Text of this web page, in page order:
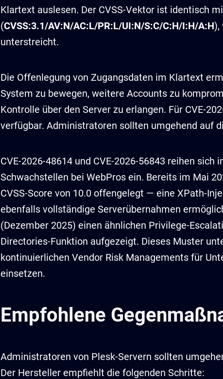
Klartext auslesen. Der CVSS-Vektor ist identisch
(CVSS:3.1/AV:N/AC:L/PR:L/UI:N/S:C/C:H/I:H/A:H),
unterstreicht.
Die Offenlegung von Zugangsdaten im Klartext
System zu bewegen, weitere Accounts zu
Kontrolle über den Server zu erlangen. Für CVE-
verfügbar. Administratoren sollten umgehend auf
CVE-2026-48614 und CVE-2026-56843 reihen
Schwachstellen bei WebPros ein. Bereits im Mai
CVSS-Score von 10.0 offengelegt — eine XPath-
ebenfalls vollständige Serverübernahmen
(Dezember 2025) einen ähnlichen Privilege-
Directories-Funktion aufgezeigt. Dieses Muster
kontinuierlichen Vendor Risk Managements für
einsetzen.
Empfohlene
Administratoren von Plesk-Servern sollten
Der Hersteller empfiehlt die folgenden Schritte: